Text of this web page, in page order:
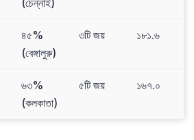
৪৫%
(বেঙ্গালুরু)
৩টি জয় ১৮১.৬
৬৩%
(কলকাতা)
৫টি জয় ১৬৭.০